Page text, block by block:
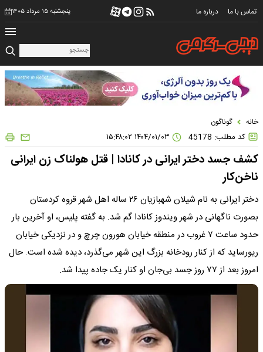
تماس با ما درباره ما پنجشنبه ۱۵ مرداد ۱۴۰۵
خانه گوناگون
کد مطلب: 45178
کشف جسد دختر ایرانی در کانادا | قتل هولناک زن ایرانی
ناخن‌کار
دختر ایرانی به نام شیلان شهبازیان ۲۶ ساله اهل شهر قروه کردستان
بصورت ناگهانی در شهر ویندوز کانادا گم شد. به گفته پلیس، او آخرین بار
حدود ساعت ۷ غروب در منطقه خیابان هورون چرچ و در نزدیکی خیابان
ریورساید که از کنار رودخانه بزرگ این شهر می‌گذرد، دیده شده است. حال
امروز بعد از ۷۷ روز جسد بی‌جان او کنار یک جاده پیدا شد.